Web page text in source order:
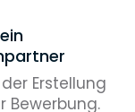
Erstellung
Bewerbung.